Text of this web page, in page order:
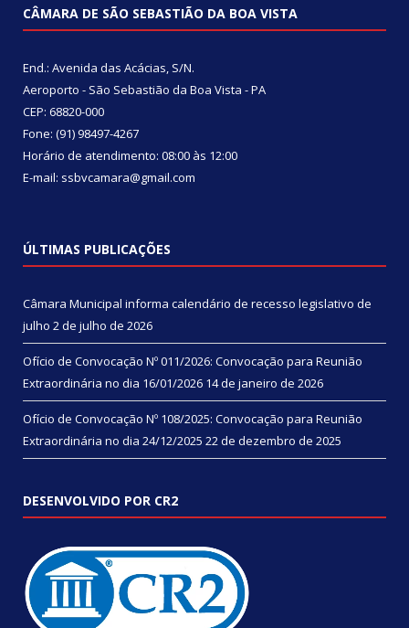
CÂMARA DE SÃO SEBASTIÃO DA BOA VISTA
End.: Avenida das Acácias, S/N.
Aeroporto - São Sebastião da Boa Vista - PA
CEP: 68820-000
Fone: (91) 98497-4267
Horário de atendimento: 08:00 às 12:00
E-mail: ssbvcamara@gmail.com
ÚLTIMAS PUBLICAÇÕES
Câmara Municipal informa calendário de recesso legislativo de
julho 2 de julho de 2026
Ofício de Convocação Nº 011/2026: Convocação para Reunião
Extraordinária no dia 16/01/2026 14 de janeiro de 2026
Ofício de Convocação Nº 108/2025: Convocação para Reunião
Extraordinária no dia 24/12/2025 22 de dezembro de 2025
DESENVOLVIDO POR CR2